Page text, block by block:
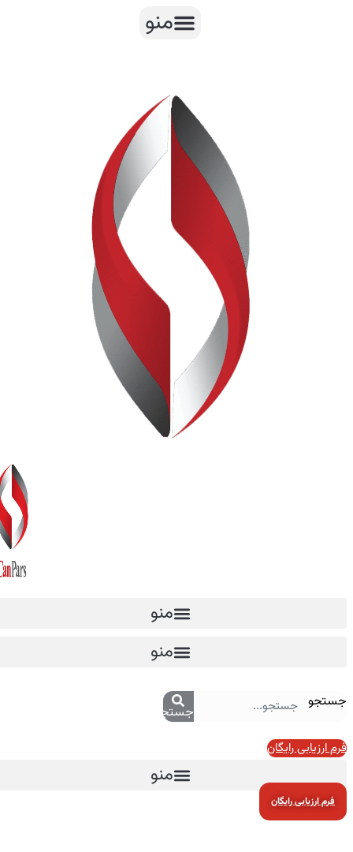
منو
منو
منو
جستجو
جستجو
فرم ارزیابی رایگان
منو
فرم ارزیابی رایگان